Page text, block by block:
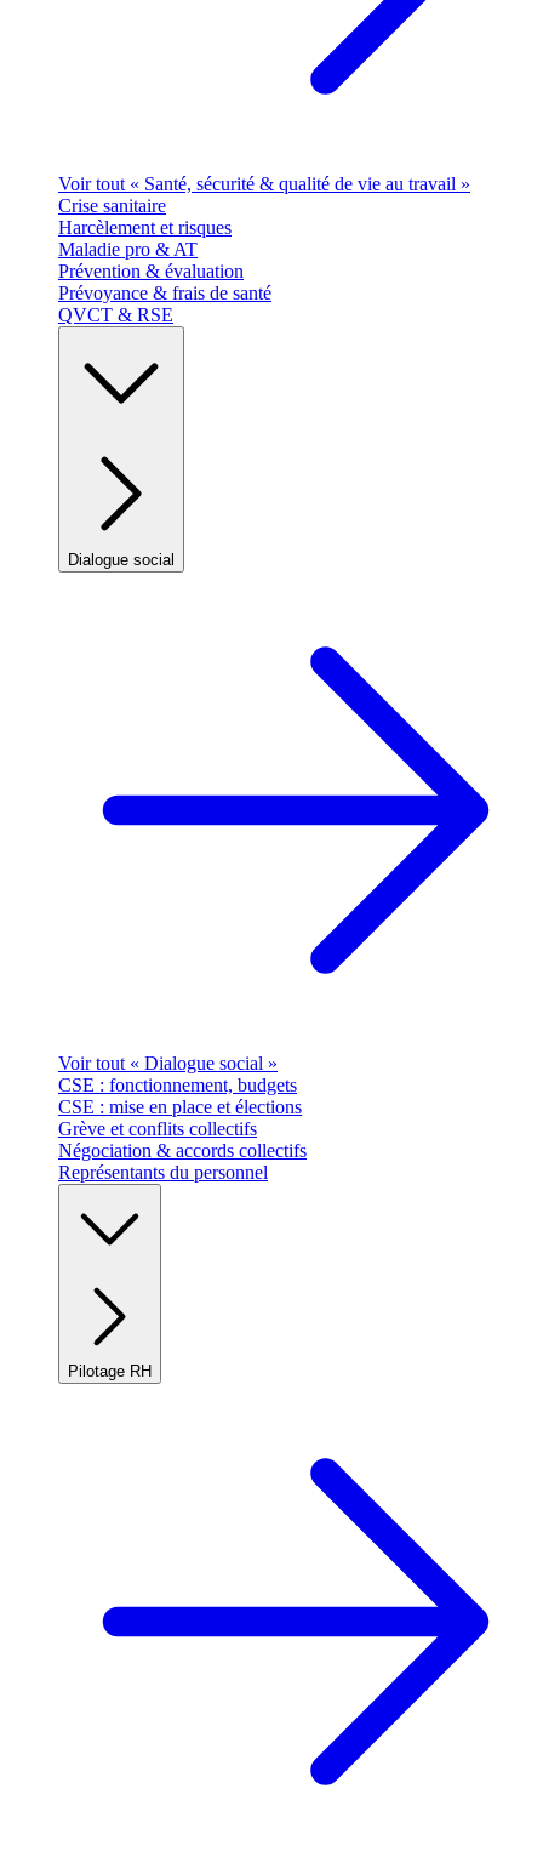
Voir tout « Santé, sécurité & qualité de vie au travail »
Crise sanitaire
Harcèlement et risques
Maladie pro & AT
Prévention & évaluation
Prévoyance & frais de santé
QVCT & RSE
Dialogue social
Voir tout « Dialogue social »
CSE : fonctionnement, budgets
CSE : mise en place et élections
Grève et conflits collectifs
Négociation & accords collectifs
Représentants du personnel
Pilotage RH